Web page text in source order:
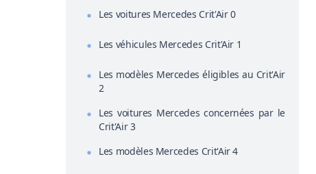
Les voitures Mercedes Crit'Air 0
Les véhicules Mercedes Crit'Air 1
Les modèles Mercedes éligibles au Crit'Air
2
Les voitures Mercedes concernées par le
Crit'Air 3
Les modèles Mercedes Crit'Air 4